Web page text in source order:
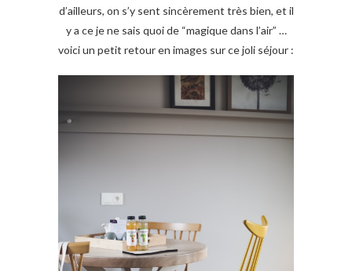
d’ailleurs, on s’y sent sincèrement très bien, et il
y a ce je ne sais quoi de “magique dans l’air” …
voici un petit retour en images sur ce joli séjour :